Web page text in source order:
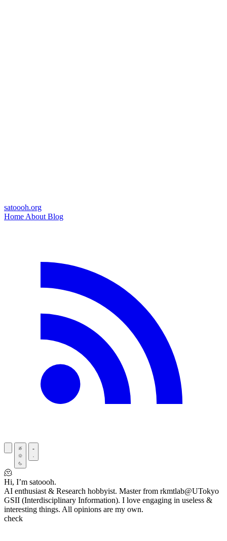
satoooh.org
Home About Blog
🫠
Hi, I’m satoooh.
AI enthusiast & Research hobbyist. Master from rkmtlab@UTokyo
GSII (Interdisciplinary Information). I love engaging in useless &
interesting things. All opinions are my own.
check